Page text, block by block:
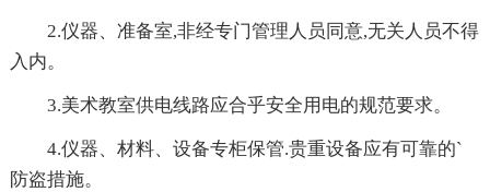
2.仪器、准备室,非经专门管理人员同意,无关人员不得
入内。
3.美术教室供电线路应合乎安全用电的规范要求。
4.仪器、材料、设备专柜保管.贵重设备应有可靠的`
防盗措施。